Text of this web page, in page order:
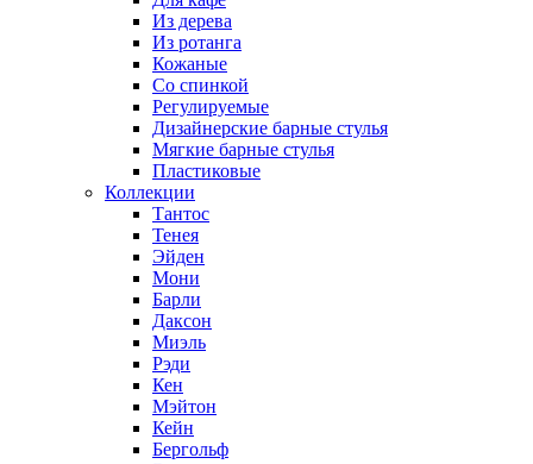
Из дерева
Из ротанга
Кожаные
Со спинкой
Регулируемые
Дизайнерские барные стулья
Мягкие барные стулья
Пластиковые
Коллекции
Тантос
Тенея
Эйден
Мони
Барли
Даксон
Миэль
Рэди
Кен
Мэйтон
Кейн
Бергольф